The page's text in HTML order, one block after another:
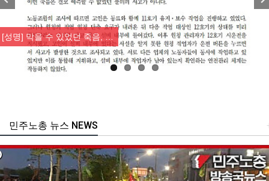
[성명] 막을 수 있었던 죽음, …
주노총 뉴스 NEWS